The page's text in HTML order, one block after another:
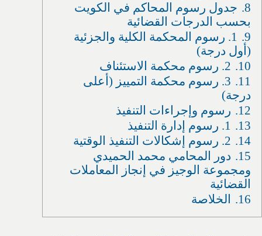
8. جدول رسوم المحاكم في الكويت
بحسب الدرجات القضائية
9.
1. رسوم المحكمة الكلية والجزئية
(أول درجة)
10.
2. رسوم محكمة الاستئناف
11.
3. رسوم محكمة التمييز (أعلى
درجة)
12.
رسوم وإجراءات التنفيذ
13.
1. رسوم إدارة التنفيذ
14.
2. رسوم إشكالات التنفيذ الوقتية
15.
دور المحامي محمد الحميدي
ومجموعة الوجيز في إنجاز المعاملات
القضائية
16.
الخلاصة